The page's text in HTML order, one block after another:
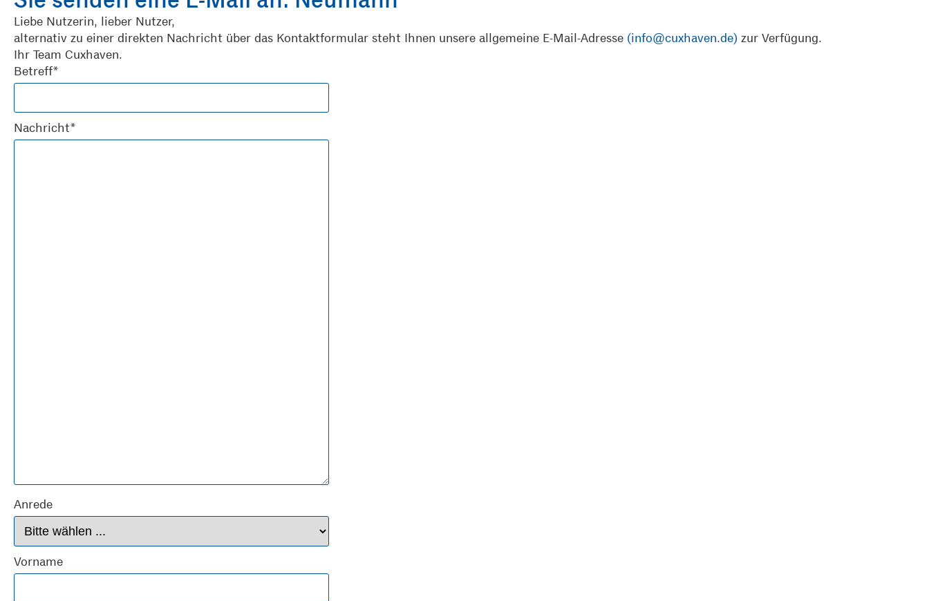
Liebe Nutzerin, lieber Nutzer,
alternativ zu einer direkten Nachricht über das Kontaktformular steht Ihnen unsere allgemeine E-Mail-Adresse (info@cuxhaven.de) zur Verfügung.
Ihr Team Cuxhaven.
Betreff*
Nachricht*
Anrede
Vorname